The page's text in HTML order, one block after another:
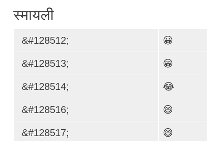
स्मायली
&#128512; 😀
&#128513; 😁
&#128514; 😂
&#128516; 😄
&#128517; 😅